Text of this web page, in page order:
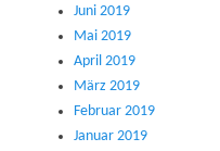
Juni 2019
Mai 2019
April 2019
März 2019
Februar 2019
Januar 2019